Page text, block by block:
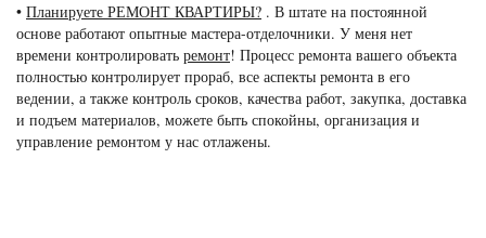
• Планируете РЕМОНТ КВАРТИРЫ? . В штате на постоянной
основе работают опытные мастера-отделочники. У меня нет
времени контролировать ремонт! Процесс ремонта вашего объекта
полностью контролирует прораб, все аспекты ремонта в его
ведении, а также контроль сроков, качества работ, закупка, доставка
и подъем материалов, можете быть спокойны, организация и
управление ремонтом у нас отлажены.